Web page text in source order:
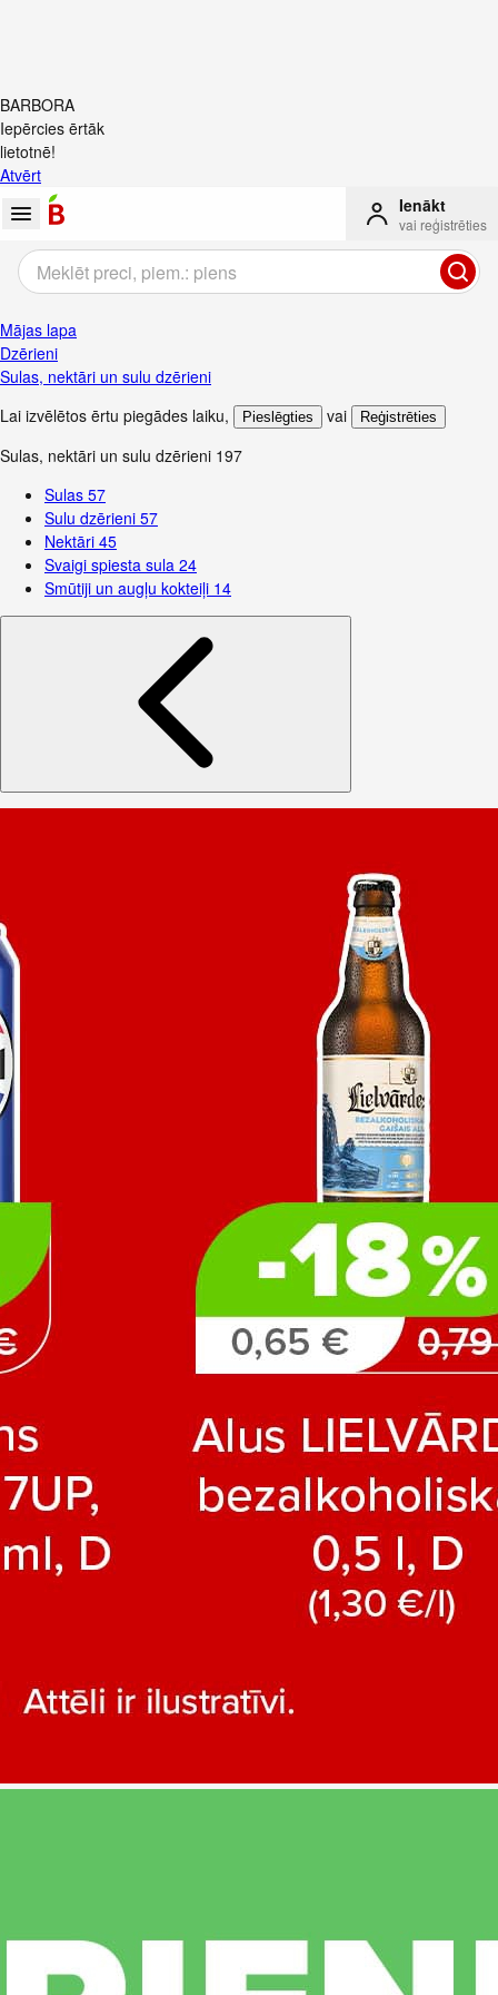
BARBORA
Iepērcies ērtāk
lietotnē!
Atvērt
Ienākt
vai reģistrēties
Mājas lapa
Dzērieni
Sulas, nektāri un sulu dzērieni
Lai izvēlētos ērtu piegādes laiku, Pieslēgties vai Reģistrēties
Sulas, nektāri un sulu dzērieni 197
Sulas 57
Sulu dzērieni 57
Nektāri 45
Svaigi spiesta sula 24
Smūtiji un augļu kokteiļi 14